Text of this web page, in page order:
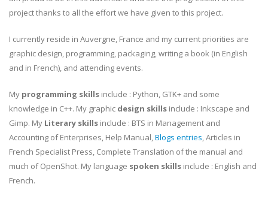
project thanks to all the effort we have given to this project.
I currently reside in Auvergne, France and my current priorities are
graphic design, programming, packaging, writing a book (in English
and in French), and attending events.
My programming skills include : Python, GTK+ and some
knowledge in C++. My graphic design skills include : Inkscape and
Gimp. My Literary skills include : BTS in Management and
Accounting of Enterprises, Help Manual,Blogs entries, Articles in
French Specialist Press, Complete Translation of the manual and
much of OpenShot. My language spoken skills include : English and
French.